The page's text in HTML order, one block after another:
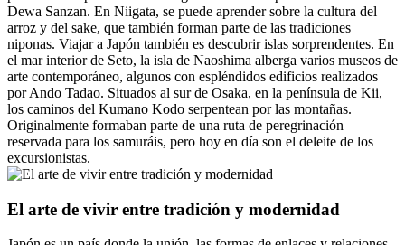
Dewa Sanzan. En Niigata, se puede aprender sobre la cultura del
arroz y del sake, que también forman parte de las tradiciones
niponas. Viajar a Japón también es descubrir islas sorprendentes. En
el mar interior de Seto, la isla de Naoshima alberga varios museos de
arte contemporáneo, algunos con espléndidos edificios realizados
por Ando Tadao. Situados al sur de Osaka, en la península de Kii,
los caminos del Kumano Kodo serpentean por las montañas.
Originalmente formaban parte de una ruta de peregrinación
reservada para los samuráis, pero hoy en día son el deleite de los
excursionistas.
El arte de vivir entre tradición y modernidad